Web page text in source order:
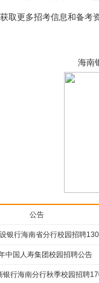
取更多招考信息和备考
海南
公告
银行海南省分行校园招聘
中国人寿集团校园招聘公告
银行海南分行秋季校园招聘